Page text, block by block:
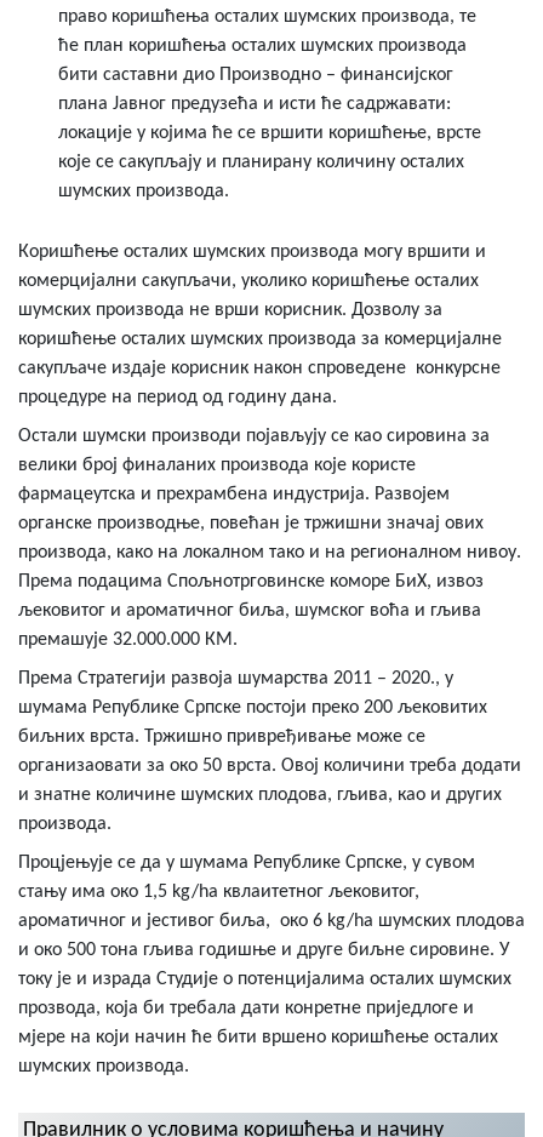
право коришћења осталих шумских производа, те
ће план коришћења осталих шумских производа
бити саставни дио Производно – финансијског
плана Јавног предузећа и исти ће садржавати:
локације у којима ће се вршити коришћење, врсте
које се сакупљају и планирану количину осталих
шумских производа.
Коришћење осталих шумских производа могу вршити и
комерцијални сакупљачи, уколико коришћење осталих
шумских производа не врши корисник. Дозволу за
коришћење осталих шумских производа за комерцијалне
сакупљаче издаје корисник након спроведене конкурсне
процедуре на период од годину дана.
Остали шумски производи појављују се као сировина за
велики број финаланих производа које користе
фармацеутска и прехрамбена индустрија. Развојем
органске производње, повећан је тржишни значај ових
производа, како на локалном тако и на регионалном нивоу.
Према подацима Спољнотрговинске коморе БиХ, извоз
љековитог и ароматичног биља, шумског воћа и гљива
премашује 32.000.000 КМ.
Према Стратегији развоја шумарства 2011 – 2020., у
шумама Републике Српске постоји преко 200 љековитих
биљних врста. Тржишно привређивање може се
организаовати за око 50 врста. Овој количини треба додати
и знатне количине шумских плодова, гљива, као и других
производа.
Процјењује се да у шумама Републике Српске, у сувом
стању има око 1,5 kg/ha квлаитетног љековитог,
ароматичног и јестивог биља, око 6 kg/ha шумских плодова
и око 500 тона гљива годишње и друге биљне сировине. У
току је и израда Студије о потенцијалима осталих шумских
прозвода, која би требала дати конретне приједлоге и
мјере на који начин ће бити вршено коришћење осталих
шумских производа.
Правилник о условима коришћења и начину